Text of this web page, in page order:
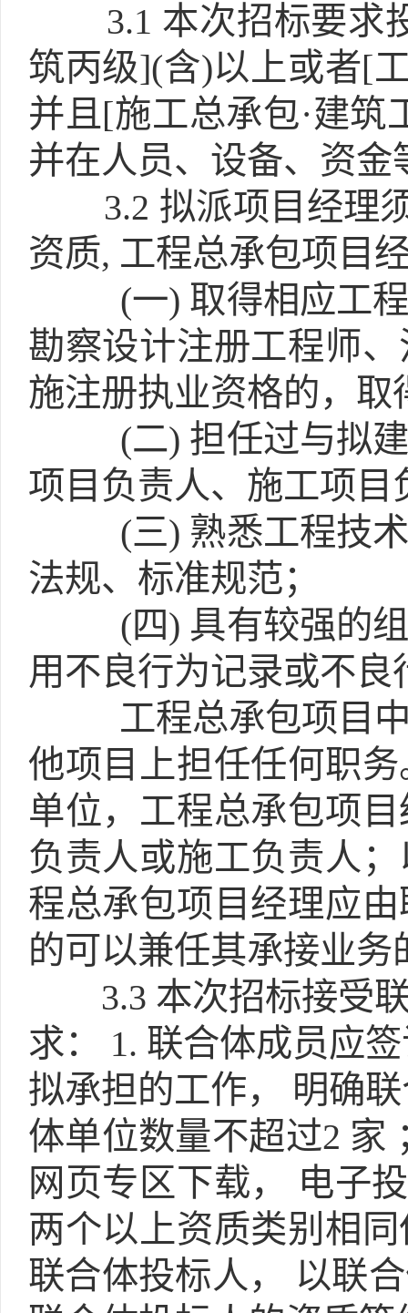
3.1 本次招标要求
筑丙级](含)以上或者[
并且[施工总承包·建筑
并在人员、设备、资
3.2 拟派项目经理
资质, 工程总承包项目
(一) 取得相应工
勘察设计注册工程师
施注册执业资格的，
(二) 担任过与拟
项目负责人、施工项
(三) 熟悉工程技
法规、标准规范；
(四) 具有较强的
用不良行为记录或不
工程总承包项目
他项目上担任任何职
单位，工程总承包项
负责人或施工负责人
程总承包项目经理应
的可以兼任其承接业
3.3 本次招标接受
求： 1. 联合体成员应
拟承担的工作， 明确
体单位数量不超过2 家
网页专区下载， 电子
两个以上资质类别相
联合体投标人， 以联